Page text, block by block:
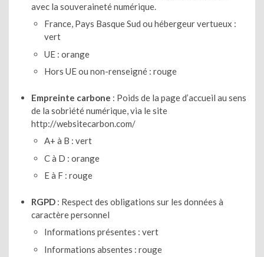
avec la souveraineté numérique.
France, Pays Basque Sud ou hébergeur vertueux :
vert
UE : orange
Hors UE ou non-renseigné : rouge
Empreinte carbone : Poids de la page d’accueil au sens
de la sobriété numérique, via le site
http://websitecarbon.com/
A+ à B : vert
C à D : orange
E à F : rouge
RGPD: Respect des obligations sur les données à
caractère personnel
Informations présentes : vert
Informations absentes : rouge